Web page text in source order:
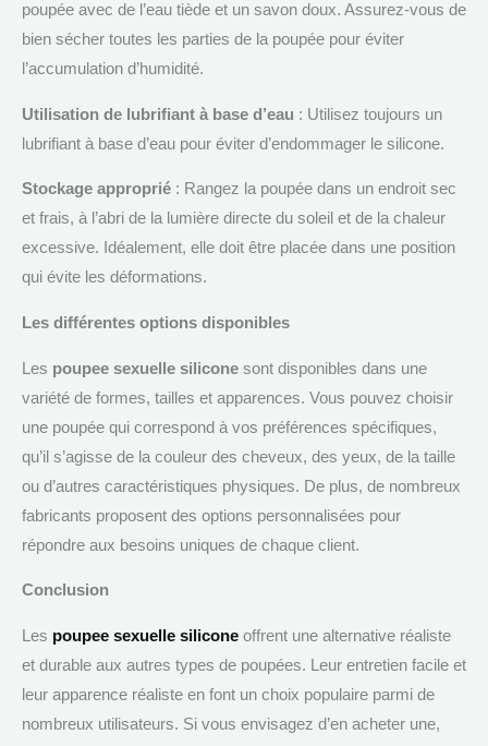
poupée avec de l’eau tiède et un savon doux. Assurez-vous de
bien sécher toutes les parties de la poupée pour éviter
l’accumulation d’humidité.
Utilisation de lubrifiant à base d’eau : Utilisez toujours un
lubrifiant à base d’eau pour éviter d’endommager le silicone.
Stockage approprié : Rangez la poupée dans un endroit sec
et frais, à l’abri de la lumière directe du soleil et de la chaleur
excessive. Idéalement, elle doit être placée dans une position
qui évite les déformations.
Les différentes options disponibles
Les poupee sexuelle silicone sont disponibles dans une
variété de formes, tailles et apparences. Vous pouvez choisir
une poupée qui correspond à vos préférences spécifiques,
qu’il s’agisse de la couleur des cheveux, des yeux, de la taille
ou d’autres caractéristiques physiques. De plus, de nombreux
fabricants proposent des options personnalisées pour
répondre aux besoins uniques de chaque client.
Conclusion
Les poupee sexuelle silicone offrent une alternative réaliste
et durable aux autres types de poupées. Leur entretien facile et
leur apparence réaliste en font un choix populaire parmi de
nombreux utilisateurs. Si vous envisagez d’en acheter une,